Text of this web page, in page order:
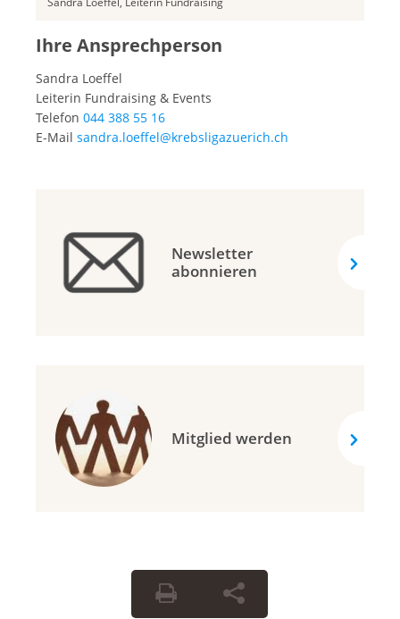
Ihre Ansprechperson
Sandra Loeffel
Leiterin Fundraising & Events
Telefon 044 388 55 16
E-Mail sandra.loeffel@krebsligazuerich.ch
Newsletter
abonnieren
Mitglied werden